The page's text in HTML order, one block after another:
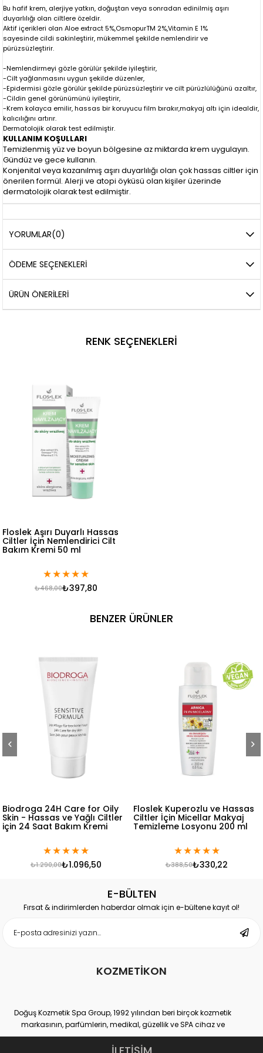
Bu hafif krem, alerjiye yatkın, doğuştan veya sonradan edinilmiş aşırı
duyarlılığı olan ciltlere özeldir.
Aktif içerikleri olan Aloe extract 5%,OsmopurTM 2%,Vitamin E 1%
sayesinde cildi sakinleştirir, mükemmel şekilde nemlendirir ve
pürüzsüzleştirir.
-Nemlendirmeyi gözle görülür şekilde iyileştirir,
-Cilt yağlanmasını uygun şekilde düzenler,
-Epidermisi gözle görülür şekilde pürüzsüzleştirir ve cilt pürüzlülüğünü azaltır,
-Cildin genel görünümünü iyileştirir,
-Krem kolayca emilir, hassas bir koruyucu film bırakır,makyaj altı için idealdir,
kalıcılığını artırır.
Dermatolojik olarak test edilmiştir.
KULLANIM KOŞULLARI
Temizlenmiş yüz ve boyun bölgesine az miktarda krem ​​uygulayın.
Gündüz ve gece kullanın.
Konjenital veya kazanılmış aşırı duyarlılığı olan çok hassas ciltler için
önerilen formül. Alerji ve atopi öyküsü olan kişiler üzerinde
dermatolojik olarak test edilmiştir.
YORUMLAR(0)
ÖDEME SEÇENEKLERI
ÜRÜN ÖNERILERI
RENK SEÇENEKLERI
Floslek Aşırı Duyarlı Hassas
Ciltler İçin Nemlendirici Cilt
Bakım Kremi 50 ml
★★★★★
₺397,80
₺468,00
BENZER ÜRÜNLER
for Oily
Yağlı Ciltler
Kremi
Floslek Kuperozlu ve Hassas
Ciltler İçin Micellar Makyaj
Temizleme Losyonu 200 ml
₺388,50
Floslek Aşırı
Yatıştırıcı,
Yoğun Cilt
₺468,00
E-BÜLTEN
Fırsat & indirimlerden haberdar olmak için e-bültene kayıt ol!
KOZMETİKON
Doğuş Kozmetik Spa Group, 1992 yılından beri birçok kozmetik
markasının, parfümlerin, medikal, güzellik ve SPA cihaz ve
ekipmanlarının hem distribütörlüğünü hem de üretimini yapan
yurtiçi ve yurtdışı binlerce müşteri sayısına ulaşmış, kendi